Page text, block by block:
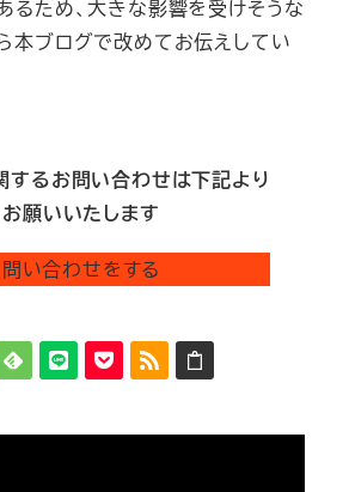
るため、大きな影響を受けそうな
本ブログで改めてお伝えしてい
するお問い合わせは下記より
お願いいたします
問い合わせをする